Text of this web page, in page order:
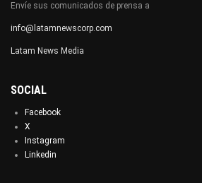
Envíe sus comunicados de prensa a
info@latamnewscorp.com
Latam News Media
SOCIAL
Facebook
X
Instagram
Linkedin